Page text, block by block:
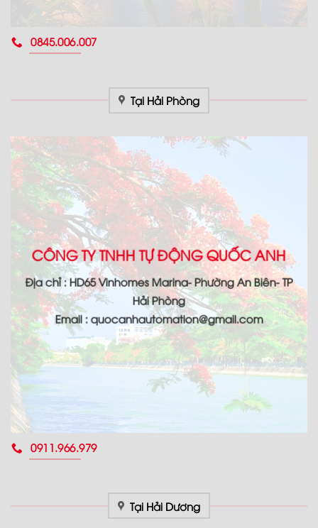
0845.006.007
Tại Hải Phòng
CÔNG TY TNHH TỰ ĐỘNG QUỐC ANH
Địa chỉ : HD65 Vinhomes Marina- Phường An Biên- TP
Hải Phòng
Email : quocanhautomation@gmail.com
0911.966.979
Tại Hải Dương